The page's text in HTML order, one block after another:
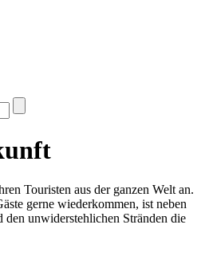
Touristen aus der ganzen Welt an.
gerne wiederkommen, ist neben
unwiderstehlichen Stränden die